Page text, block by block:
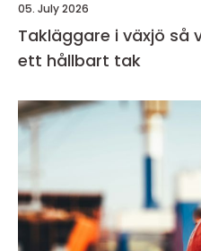
05. July 2026
Takläggare i växjö så väljer du rätt och får
ett hållbart tak